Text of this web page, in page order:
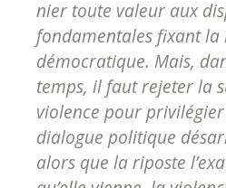
nier toute valeur aux
fondamentales fixant la
démocratique. Mais,
temps, il faut rejeter la
violence pour
dialogue politique
alors que la riposte